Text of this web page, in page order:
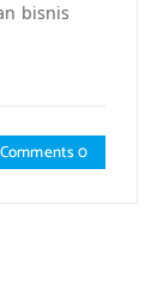
bisnis
Comments 0